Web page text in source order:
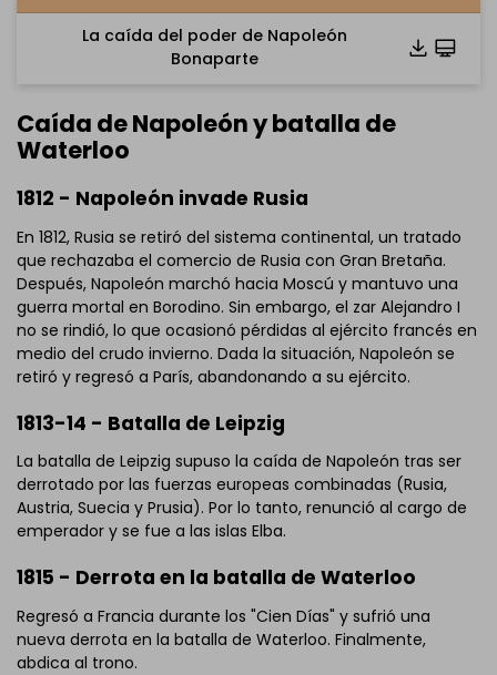
La caída del poder de Napoleón
Bonaparte
Caída de Napoleón y batalla de
Waterloo
1812 - Napoleón invade Rusia
En 1812, Rusia se retiró del sistema continental, un tratado
que rechazaba el comercio de Rusia con Gran Bretaña.
Después, Napoleón marchó hacia Moscú y mantuvo una
guerra mortal en Borodino. Sin embargo, el zar Alejandro I
no se rindió, lo que ocasionó pérdidas al ejército francés en
medio del crudo invierno. Dada la situación, Napoleón se
retiró y regresó a París, abandonando a su ejército.
1813-14 - Batalla de Leipzig
La batalla de Leipzig supuso la caída de Napoleón tras ser
derrotado por las fuerzas europeas combinadas (Rusia,
Austria, Suecia y Prusia). Por lo tanto, renunció al cargo de
emperador y se fue a las islas Elba.
1815 - Derrota en la batalla de Waterloo
Regresó a Francia durante los "Cien Días" y sufrió una
nueva derrota en la batalla de Waterloo. Finalmente,
abdica al trono.